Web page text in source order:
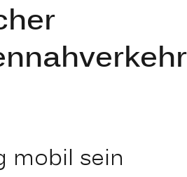
mobil sein